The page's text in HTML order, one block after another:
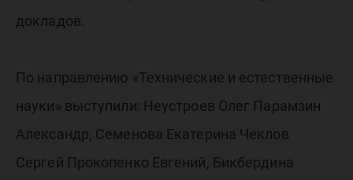
докладов.
По направлению «Технические и естественные
науки» выступили: Неустроев Олег Парамзин
Александр, Семенова Екатерина Чеклов
Сергей Прокопенко Евгений, Бикбердина